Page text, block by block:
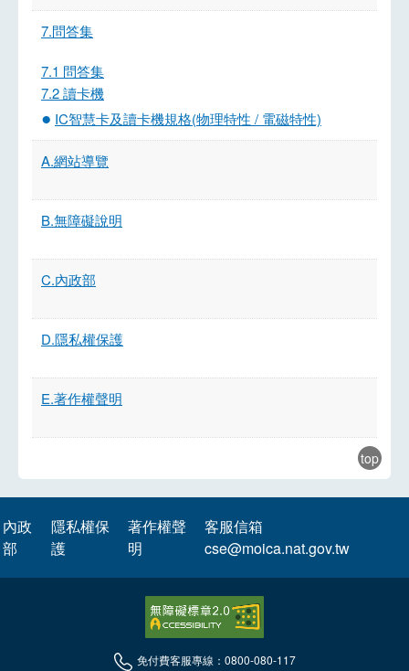
7.問答集
7.1 問答集
7.2 讀卡機
● IC智慧卡及讀卡機規格(物理特性 / 電磁特性)
A.網站導覽
B.無障礙說明
C.內政部
D.隱私權保護
E.著作權聲明
top
內政
部
隱私權保
護
著作權聲
明
客服信箱
cse@moica.nat.gov.tw
免付費客服專線：0800-080-117